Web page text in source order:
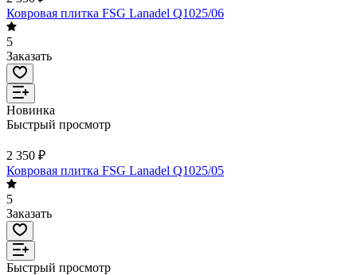
Ковровая плитка FSG Lanadel Q1025/06
5
Заказать
Новинка
Быстрый просмотр
2 350 ₽
Ковровая плитка FSG Lanadel Q1025/05
5
Заказать
Быстрый просмотр